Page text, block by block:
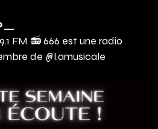
FM 📻666 est une radio
de @l.amusicale